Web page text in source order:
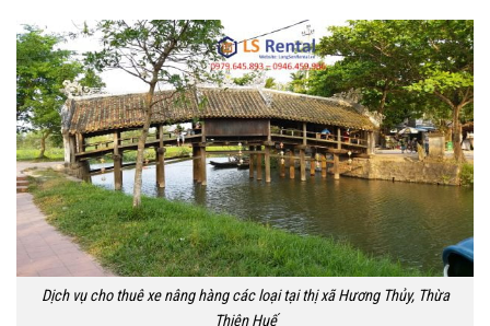
Dịch vụ cho thuê xe nâng hàng các loại tại thị xã Hương Thủy, Thừa
Thiên Huế